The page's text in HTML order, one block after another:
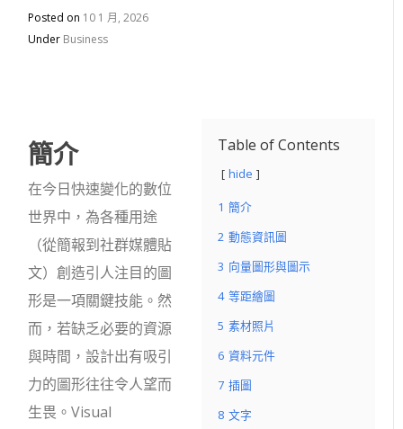
Posted on 10 1 月, 2026
Under Business
Table of Contents
hide
1 簡介
2 動態資訊圖
3 向量圖形與圖示
4 等距繪圖
5 素材照片
6 資料元件
7 插圖
8 文字
簡介
在今日快速變化的數位
世界中，為各種用途
（從簡報到社群媒體貼
文）創造引人注目的圖
形是一項關鍵技能。然
而，若缺乏必要的資源
與時間，設計出有吸引
力的圖形往往令人望而
生畏。Visual